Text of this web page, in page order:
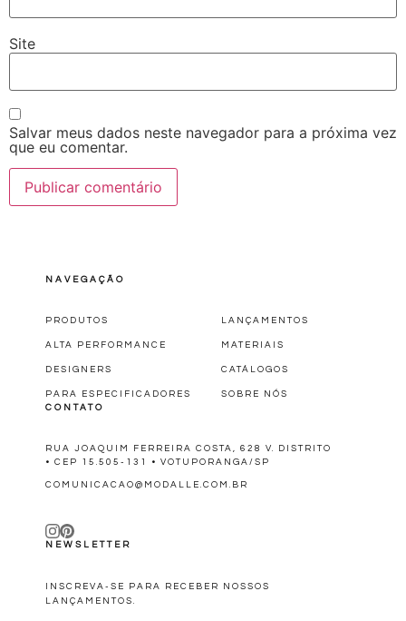
Site
Salvar meus dados neste navegador para a próxima vez
que eu comentar.
NAVEGAÇÃO
PRODUTOS LANÇAMENTOS
ALTA PERFORMANCE MATERIAIS
DESIGNERS CATÁLOGOS
PARA ESPECIFICADORES
SOBRE NÓS
CONTATO
RUA JOAQUIM FERREIRA COSTA, 628 V. DISTRITO
• CEP 15.505-131 • VOTUPORANGA/SP
COMUNICACAO@MODALLE.COM.BR
NEWSLETTER
INSCREVA-SE PARA RECEBER NOSSOS
LANÇAMENTOS.